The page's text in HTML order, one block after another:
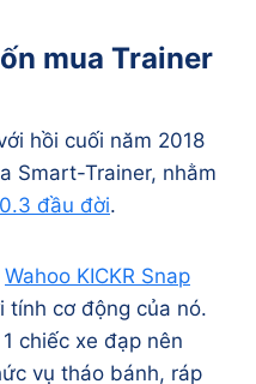
mua Trainer
hồi cuối năm 2018
Smart-Trainer, nhằm
đầu đời.
Wahoo KICKR Snap
tính cơ động của nó.
chiếc xe đạp nên
vụ tháo bánh, ráp